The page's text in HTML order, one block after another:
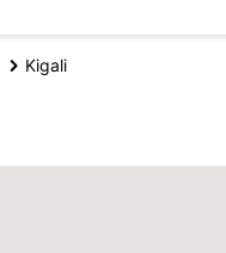
Kigali